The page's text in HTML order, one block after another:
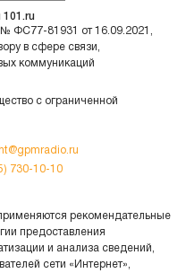
ФС77-81931 от 16.09.2021,
в сфере связи,
коммуникаций
с ограниченной
730-10-10
рекомендательные
предоставления
и анализа сведений,
сети «Интернет»,